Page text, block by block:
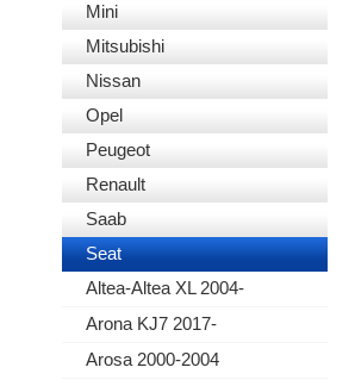
Mini
Mitsubishi
Nissan
Opel
Peugeot
Renault
Saab
Seat
Altea-Altea XL 2004-
Arona KJ7 2017-
Arosa 2000-2004